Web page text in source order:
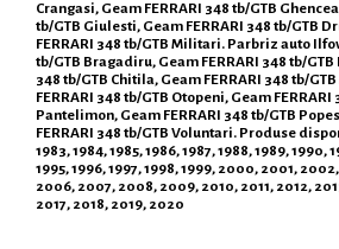
Crangasi, Geam FERRARI 348 tb/GTB
tb/GTB Giulesti, Geam FERRARI 348 tb/GTB
FERRARI 348 tb/GTB Militari. Parbriz auto
tb/GTB Bragadiru, Geam FERRARI 348 tb/GTB
348 tb/GTB Chitila, Geam FERRARI 348 tb/
FERRARI 348 tb/GTB Otopeni, Geam FERRARI
Pantelimon, Geam FERRARI 348 tb/GTB
FERRARI 348 tb/GTB Voluntari. Produse
1983, 1984, 1985, 1986, 1987, 1988, 1989, 1990,
1995, 1996, 1997, 1998, 1999, 2000, 2001,
2006, 2007, 2008, 2009, 2010, 2011, 2012,
2017, 2018, 2019, 2020